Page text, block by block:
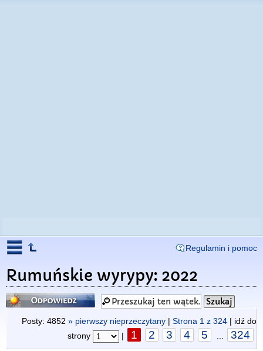
Regulamin i pomoc
Rumuńskie wyrypy: 2022
Odpowiedz
Posty: 4852 » pierwszy nieprzeczytany | Strona 1 z 324 | idź do
strony
| 1 2 3 4 5 324